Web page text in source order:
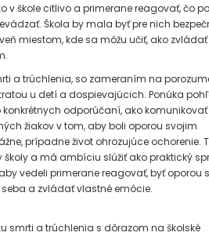
v škole citlivo a primerane reagovať, čo
Škola by mala byť pre nich
miestom, kde sa môžu učiť, ako zvládať
a trúchlenia, so zameraním na
u detí a dospievajúcich. Ponúka
odporúčaní, ako komunikovať
žiakov v tom, aby boli oporou svojim
prípadne život ohrozujúce ochorenie.
a má ambíciu slúžiť ako praktický
vedeli primerane reagovať, byť oporou
a zvládať vlastné emócie.
smrti a trúchlenia s dôrazom na školské